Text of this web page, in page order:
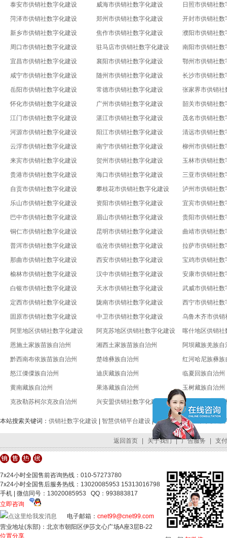
泰安市供销社数字化建设
威海市供销社数字化建设
日照市供销社数
菏泽市供销社数字化建设
郑州市供销社数字化建设
开封市供销社数
新乡市供销社数字化建设
焦作市供销社数字化建设
濮阳市供销社数
周口市供销社数字化建设
驻马店市供销社数字化建设
南阳市供销社数
宜昌市供销社数字化建设
襄阳市供销社数字化建设
鄂州市供销社数
咸宁市供销社数字化建设
随州市供销社数字化建设
长沙市供销社数
岳阳市供销社数字化建设
常德市供销社数字化建设
张家界市供销社
怀化市供销社数字化建设
广州市供销社数字化建设
韶关市供销社数
江门市供销社数字化建设
湛江市供销社数字化建设
茂名市供销社数
河源市供销社数字化建设
阳江市供销社数字化建设
清远市供销社数
云浮市供销社数字化建设
南宁市供销社数字化建设
柳州市供销社数
来宾市供销社数字化建设
贺州市供销社数字化建设
玉林市供销社数
贵港市供销社数字化建设
海口市供销社数字化建设
三亚市供销社数
自贡市供销社数字化建设
攀枝花市供销社数字化建设
泸州市供销社数
乐山市供销社数字化建设
资阳市供销社数字化建设
宜宾市供销社数
巴中市供销社数字化建设
眉山市供销社数字化建设
贵阳市供销社数
铜仁市供销社数字化建设
昆明市供销社数字化建设
曲靖市供销社数
普洱市供销社数字化建设
临沧市供销社数字化建设
拉萨市供销社数
那曲市供销社数字化建设
西安市供销社数字化建设
宝鸡市供销社数
榆林市供销社数字化建设
汉中市供销社数字化建设
安康市供销社数
白银市供销社数字化建设
天水市供销社数字化建设
武威市供销社数
定西市供销社数字化建设
陇南市供销社数字化建设
西宁市供销社数
固原市供销社数字化建设
中卫市供销社数字化建设
乌鲁木齐市供销
阿里地区供销社数字化建设
阿克苏地区供销社数字化建设
喀什地区供销社
恩施土家族苗族自治州
湘西土家族苗族自治州
阿坝藏族羌族自
黔西南布依族苗族自治州
楚雄彝族自治州
红河哈尼族彝族
怒江傈僳族自治州
迪庆藏族自治州
临夏回族自治州
黄南藏族自治州
果洛藏族自治州
玉树藏族自治州
克孜勒苏柯尔克孜自治州
兴安盟供销社数字化建设 锡林郭勒盟供销
本站搜索关键词： 供销社数字化建设 | 智慧供销平台建设 | 全国供销合作社数字供销
返回首页 | 关于我们 | 广告服务 | 支
7x24小时全国售前咨询热线：010-57273780
7x24小时全国售后服务热线：13020085953 15313016798
手机 | 微信同号：13020085953 QQ：993883817
立即咨询
电子邮箱： cnet99@cnet99.com
营业地址(东部)：北京市朝阳区伊莎文心广场A座3层B-22
位置分享